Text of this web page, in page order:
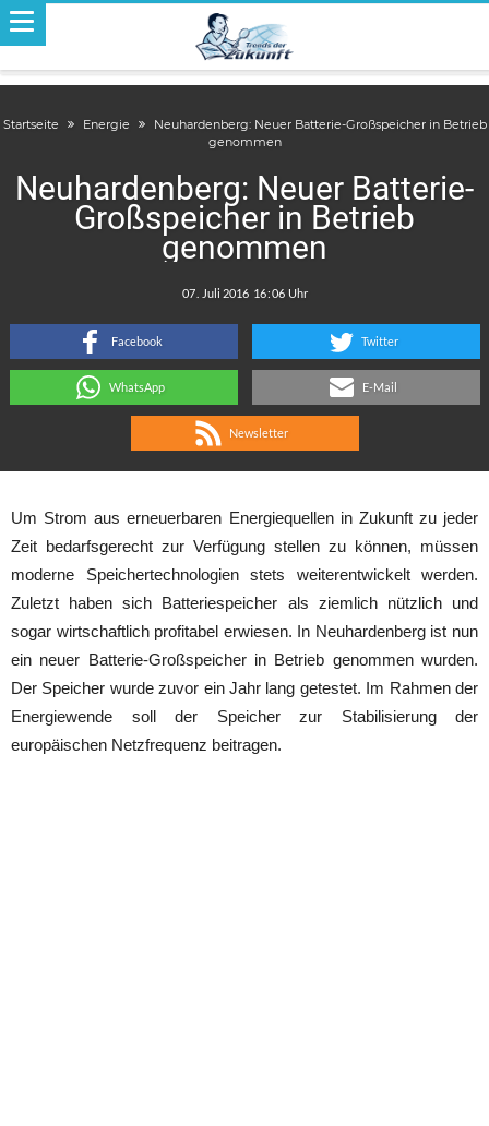
Startseite Energie
Neuhardenberg: Neuer Batterie-Großspeicher in Betrieb
genommen
Neuhardenberg: Neuer Batterie-
Großspeicher in Betrieb
genommen
:
Facebook Twitter
WhatsApp E-Mail
Newsletter
Um Strom aus erneuerbaren Energiequellen in Zukunft zu jeder
Zeit bedarfsgerecht zur Verfügung stellen zu können, müssen
moderne Speichertechnologien stets weiterentwickelt werden.
Zuletzt haben sich Batteriespeicher als ziemlich nützlich und
sogar wirtschaftlich profitabel erwiesen. In Neuhardenberg ist nun
ein neuer Batterie-Großspeicher in Betrieb genommen wurden.
Der Speicher wurde zuvor ein Jahr lang getestet. Im Rahmen der
Energiewende soll der Speicher zur Stabilisierung der
europäischen Netzfrequenz beitragen.